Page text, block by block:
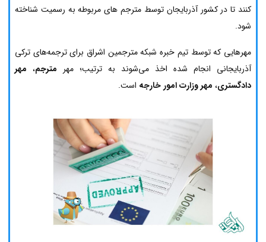
کنند تا در کشور آذربایجان توسط مترجم های مربوطه به رسمیت شناخته
شود.
مهرهایی که توسط تیم خبره شبکه مترجمین اشراق برای ترجمه‌های ترکی
آذربایجانی انجام شده اخذ می‌شوند به ترتیب؛ مهر مترجم، مهر
دادگستری، مهر وزارت امور خارجه است.